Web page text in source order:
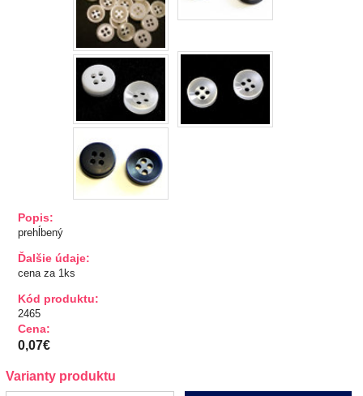
Doplnky
Gombíky
Gombíky stláčacie, riflové
Gombíky plastové
2-dierkové
Popis:
prehĺbený
Ďalšie údaje:
cena za 1ks
Kód produktu:
2465
Cena:
0,07€
Varianty produktu